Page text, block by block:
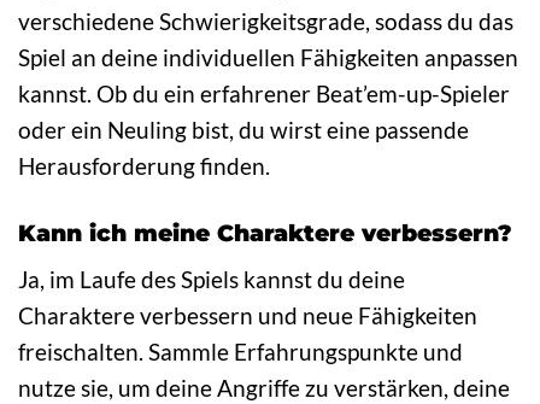
verschiedene Schwierigkeitsgrade, sodass du das
Spiel an deine individuellen Fähigkeiten anpassen
kannst. Ob du ein erfahrener Beat’em-up-Spieler
oder ein Neuling bist, du wirst eine passende
Herausforderung finden.
Kann ich meine Charaktere verbessern?
Ja, im Laufe des Spiels kannst du deine
Charaktere verbessern und neue Fähigkeiten
freischalten. Sammle Erfahrungspunkte und
nutze sie, um deine Angriffe zu verstärken, deine